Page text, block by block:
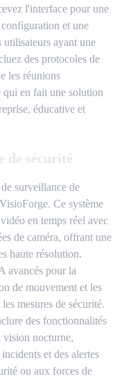
l'interface pour une
et une
ayant une
des protocoles de
les réunions
qui en fait une solution
éducative et
de sécurité
surveillance de
Ce système
en temps réel avec
de caméra, offrant une
haute résolution.
avancés pour la
de mouvement et les
mesures de sécurité.
des fonctionnalités
vision nocturne,
et des alertes
ou aux forces de